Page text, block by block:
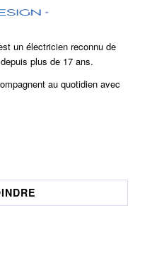
un électricien reconnu de
plus de 17 ans.
au quotidien avec